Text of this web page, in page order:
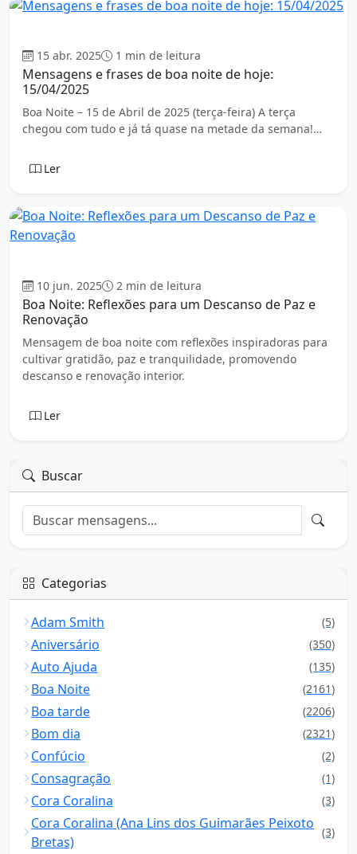
15 abr. 2025 1 min de leitura
Mensagens e frases de boa noite de hoje:
15/04/2025
Boa Noite – 15 de Abril de 2025 (terça-feira) A terça
chegou com tudo e já tá quase na metade da semana!…
Ler
10 jun. 2025 2 min de leitura
Boa Noite: Reflexões para um Descanso de Paz e
Renovação
Mensagem de boa noite com reflexões inspiradoras para
cultivar gratidão, paz e tranquilidade, promovendo
descanso e renovação interior.
Ler
Buscar
Categorias
Adam Smith (5)
Aniversário (350)
Auto Ajuda (135)
Boa Noite (2161)
Boa tarde (2206)
Bom dia (2321)
Confúcio (2)
Consagração (1)
Cora Coralina (3)
Cora Coralina (Ana Lins dos Guimarães Peixoto
Bretas)
(3)